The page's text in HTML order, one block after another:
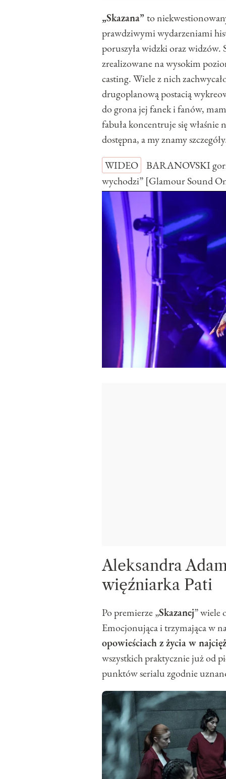
„Skazana” to
prawdziwymi wydarzeniami
poruszyła widzki oraz widzów.
zrealizowane na wysokim
casting. Wiele z nich
drugoplanową postacią
do grona jej fanek i fanów,
fabuła koncentruje się właśnie
dostępna, a my znamy
WIDEO
BARANOVSKI
wychodzi” [Glamour Sound
Aleksandra
więźniarka Pati
Po premierze „Skazanej” wiele
Emocjonująca i trzymająca w
opowieściach z życia w
wszystkich praktycznie już od
punktów serialu zgodnie